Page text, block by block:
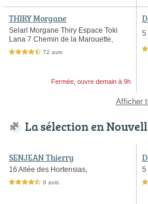
THIRY Morgane
Selarl Morgane Thiry Espace Toki
Lana 7 Chemin de la Marouette,
4,5 étoiles sur 5 72 avis
Fermée, ouvre demain à 9h
5
Afficher
La sélection en
SENJEAN Thierry
16 Allée des Hortensias,
4,5 étoiles sur 5 9 avis
5